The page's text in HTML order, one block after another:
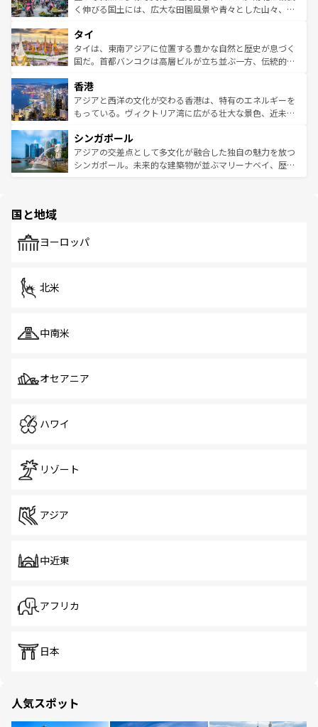
照してほしい。
まで、さまざまな韓国料理が待っている。夜には、韓国な
リティに包まれながら、韓国の多彩な魅力を心ゆくまで味
わってみてほしい。 なお、新着の韓国情報はコンテンツ一
覧を参照してほしい。
く伸びる国土には、広大な田園風景や青々とした山々、世
急速な発展と共に伝統が息づく。ハノイの古い町並みやホ
ーチミン市のフランス統治時代の建物も、独特の雰囲気を
醸し出している。また、バラエティの豊かさとおいしさで
とつ。フォーやバインミー、ベトナムコーヒーなどは、ぜ
ひ現地で味わいたい。どの地域を訪れてもあたたかい人々
が旅行者を迎えてくれるので、きっと忘れられない旅にな
参照してほしい。
タイ
タイは、東南アジアに位置する豊かな自然と歴史が息づく
国だ。首都バンコクは高層ビルが立ち並ぶ一方、伝統的な
の活気が交差している。北部ではチェンマイなどの山岳地
帯で自然と触れ合い、南部ではプーケットやクラビの美し
いビーチでリゾート気分を楽しむことができる。タイ料理
激する。気候は一年中温暖で、どの季節にも異なる楽しみ
が待っている。親しみやすいタイの人々、仏教を中心とし
た文化、そして多様な観光資源が、訪れる旅人を魅了し続
香港
アジアと西洋の文化が交わる香港は、特有のエネルギーを
もっている。ヴィクトリア湾に広がる壮大な景色、近未来
み、どこを訪れても感動するはず。観光スポットが密集し
ており、効率よく見どころを回れるのも魅力。息をのむよ
うな絶景から文化的な体験まで、香港を存分に楽しみ尽く
シンガポール
アジアの交差点として多文化が融合した独自の魅力を放つ
シンガポール。未来的な建築物が並ぶマリーナベイ、歴史
で、ホーカーズは地元の風情を楽しめる外せないスポット
国と地域
ヨーロッパ
北米
中南米
オセアニア
ハワイ
リゾート
アジア
中近東
アフリカ
日本
人気スポット